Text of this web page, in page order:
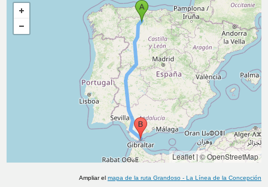
Leaflet|© OpenStreetMap
Ampliar el mapa de la ruta Grandoso- La Línea de la Concepción